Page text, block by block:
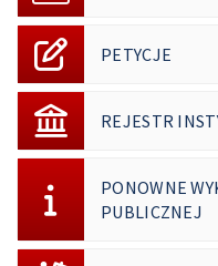
PETYCJE
REJESTR
PONOWNE
PUBLICZNEJ